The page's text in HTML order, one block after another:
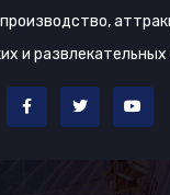
и развлекательных